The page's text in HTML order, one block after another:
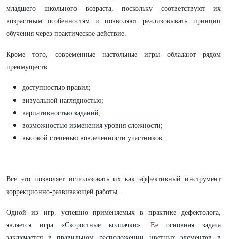
младшего школьного возраста, поскольку соответствуют их
возрастным особенностям и позволяют реализовывать принцип
обучения через практическое действие.
Кроме того, современные настольные игры обладают рядом
преимуществ:
доступностью правил;
визуальной наглядностью;
вариативностью заданий;
возможностью изменения уровня сложности;
высокой степенью вовлеченности участников.
Все это позволяет использовать их как эффективный инструмент
коррекционно-развивающей работы.
Одной из игр, успешно применяемых в практике дефектолога,
является игра «Скоростные колпачки». Ее основная задача